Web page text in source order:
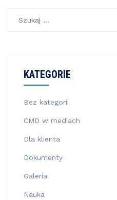
KATEGORIE
Bez kategorii
CMD w mediach
Dla klienta
Dokumenty
Galeria
Nauka